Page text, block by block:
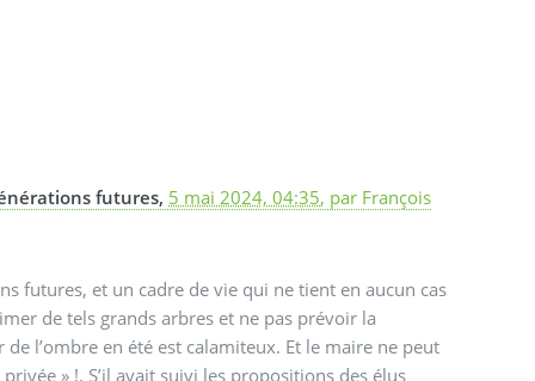
futures, 5 mai 2024, 04:35, par François
futures, et un cadre de vie qui ne tient en aucun cas
de tels grands arbres et ne pas prévoir la
l’ombre en été est calamiteux. Et le maire ne peut
» !. S’il avait suivi les propositions des élus